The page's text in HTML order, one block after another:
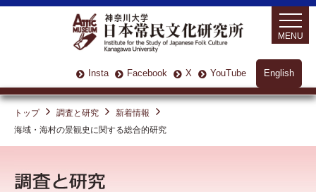
English
Insta Facebook X YouTube
MENU
トップ 調査と研究
新着情報
海域・海村の景観史に関する総合的研究